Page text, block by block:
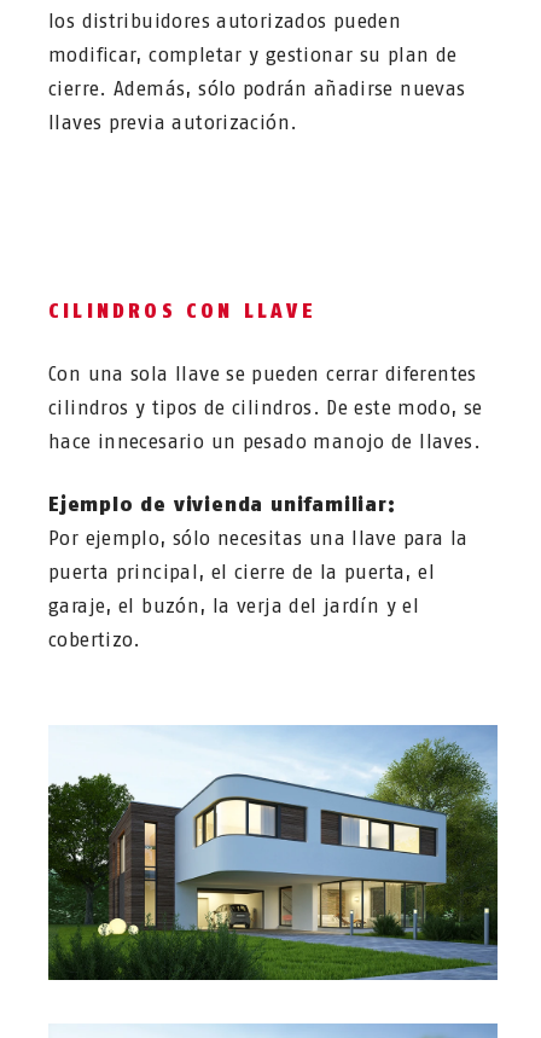
los distribuidores autorizados pueden
modificar, completar y gestionar su plan de
cierre. Además, sólo podrán añadirse nuevas
llaves previa autorización.
CILINDROS CON LLAVE
Con una sola llave se pueden cerrar diferentes
cilindros y tipos de cilindros. De este modo, se
hace innecesario un pesado manojo de llaves.
Ejemplo de vivienda unifamiliar:
Por ejemplo, sólo necesitas una llave para la
puerta principal, el cierre de la puerta, el
garaje, el buzón, la verja del jardín y el
cobertizo.